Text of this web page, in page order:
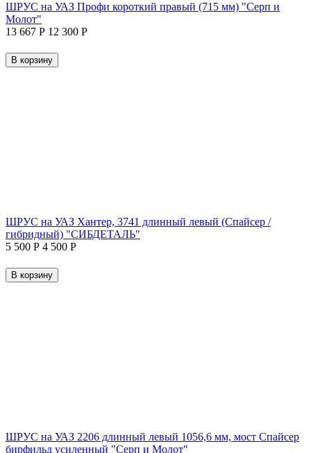
ШРУС на УАЗ Профи короткий правый (715 мм) "Серп и
Молот"
13 667 Р 12 300 Р
В корзину
ШРУС на УАЗ Хантер, 3741 длинный левый (Спайсер /
гибридный) "СИБДЕТАЛЬ"
5 500 Р 4 500 Р
В корзину
ШРУС на УАЗ 2206 длинный левый 1056,6 мм, мост Спайсер
бирфильд усиленный "Серп и Молот"